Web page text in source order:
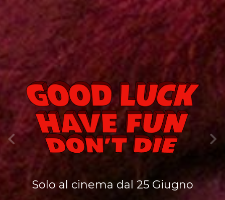
Solo al cinema dal 25 Giugno